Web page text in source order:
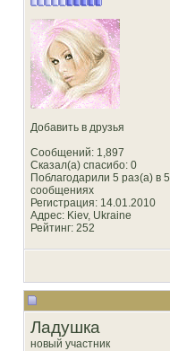
Добавить в друзья
Сообщений: 1,897
Сказал(а) спасибо: 0
Поблагодарили 5 раз(а) в 5
сообщениях
Регистрация: 14.01.2010
Адрес: Kiev, Ukraine
Рейтинг: 252
Ладушка
новый участник